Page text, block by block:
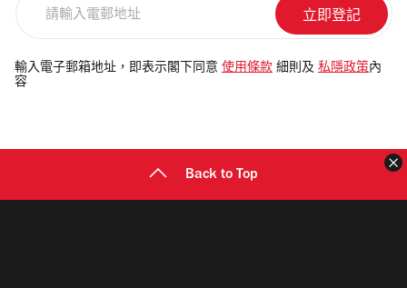
電
郵
輸入電子郵箱地址，即表示閣下同意 使用條款 細則及 私隱政策 內
容
Back to Top